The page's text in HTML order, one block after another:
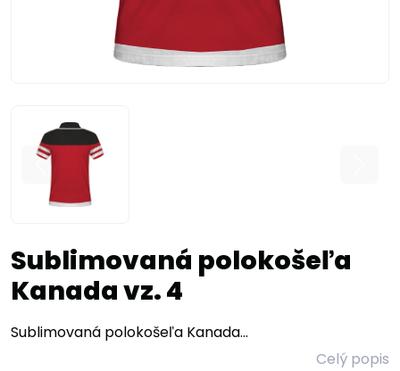
Sublimovaná polokošeľa
Kanada vz. 4
Sublimovaná polokošeľa Kanada...
Celý popis